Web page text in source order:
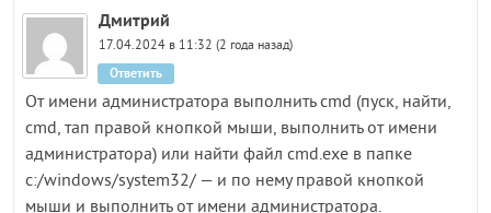
Дмитрий
17.04.2024 в 11:32 (2 года назад)
От имени администратора выполнить cmd (пуск, найти,
cmd, тап правой кнопкой мыши, выполнить от имени
администратора) или найти файл cmd.exe в папке
c:/windows/system32/ — и по нему правой кнопкой
мыши и выполнить от имени администратора.
Ответить